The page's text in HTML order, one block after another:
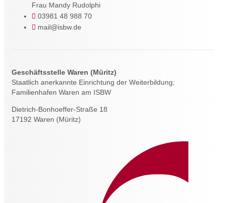
Frau Mandy Rudolphi
03981 48 988 70
mail@isbw.de
Geschäftsstelle Waren (Müritz)
Staatlich anerkannte Einrichtung der Weiterbildung;
Familienhafen Waren am ISBW
Dietrich-Bonhoeffer-Straße 18
17192 Waren (Müritz)